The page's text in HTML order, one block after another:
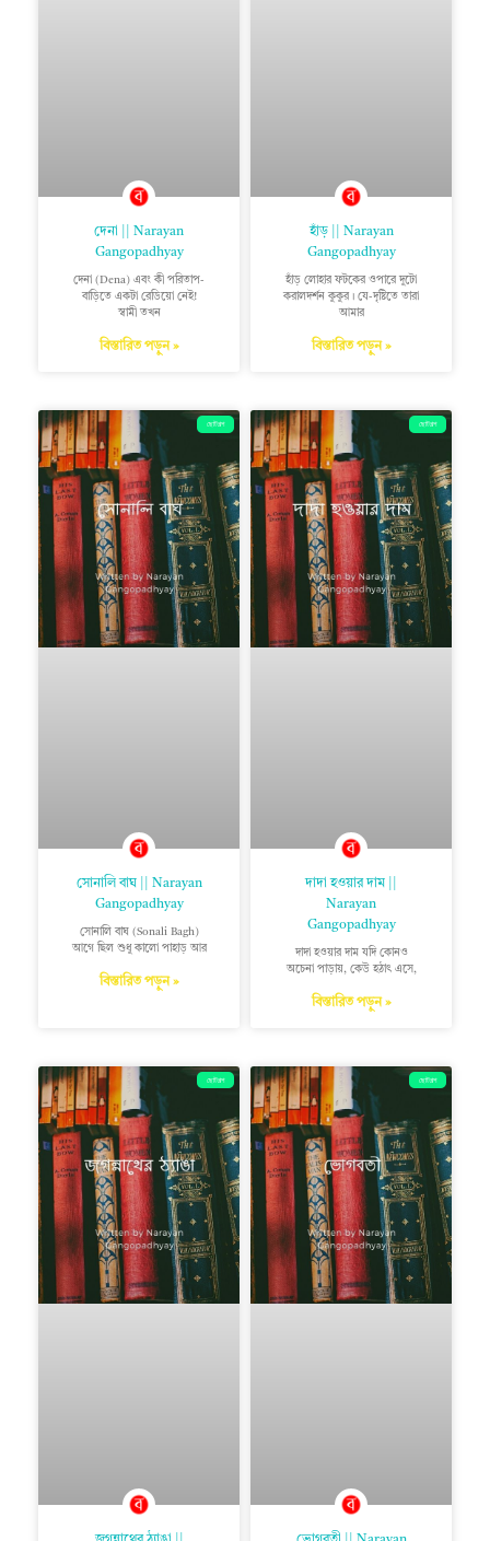
দেনা || Narayan
Gangopadhyay
দেনা (Dena) এবং কী পরিতাপ-
বাড়িতে একটা রেডিয়ো নেই!
স্বামী তখন
বিস্তারিত পড়ুন »
হাঁড় || Narayan
Gangopadhyay
হাঁড় লোহার ফটকের ওপারে দুটো
করালদর্শন কুকুর। যে-দৃষ্টিতে তারা
আমার
বিস্তারিত পড়ুন »
ছোটগল্প
সোনালি বাঘ || Narayan
Gangopadhyay
সোনালি বাঘ (Sonali Bagh)
আগে ছিল শুধু কালো পাহাড় আর
বিস্তারিত পড়ুন »
ছোটগল্প
দাদা হওয়ার দাম ||
Narayan
Gangopadhyay
দাদা হওয়ার দাম যদি কোনও
অচেনা পাড়ায়, কেউ হঠাৎ এসে,
বিস্তারিত পড়ুন »
ছোটগল্প ছোটগল্প